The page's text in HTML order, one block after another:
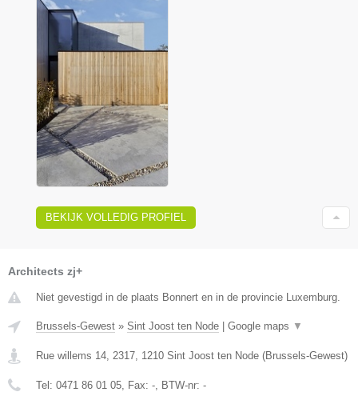
BEKIJK VOLLEDIG PROFIEL
Architects zj+
Niet gevestigd in de plaats Bonnert en in de provincie Luxemburg.
Brussels-Gewest » Sint Joost ten Node Google maps ▼
Rue willems 14, 2317, 1210 Sint Joost ten Node (Brussels-Gewest)
Tel: 0471 86 01 05, Fax: -, BTW-nr: -